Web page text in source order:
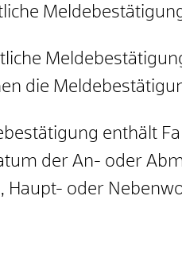
die
enthält
der An- oder
Haupt- oder